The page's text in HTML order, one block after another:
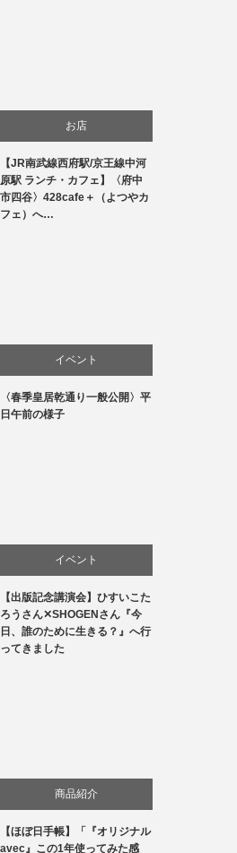
お店
商品紹介
【JR南武線西府駅/京王線中河
原駅 ランチ・カフェ】〈府中
市四谷〉428cafe＋（よつやカ
フェ）へ…
イベント
文化
〈春季皇居乾通り一般公開〉平
日午前の様子
イベント
文化
書評・読書の引き出し
【出版記念講演会】ひすいこた
ろうさん✕SHOGENさん『今
日、誰のために生きる？』へ行
ってきました
商品紹介
生活
【ほぼ日手帳】「『オリジナル
avec』この1年使ってみた感